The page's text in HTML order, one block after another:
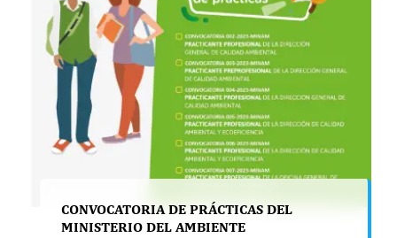
CONVOCATORIA DE PRÁCTICAS DEL
MINISTERIO DEL AMBIENTE